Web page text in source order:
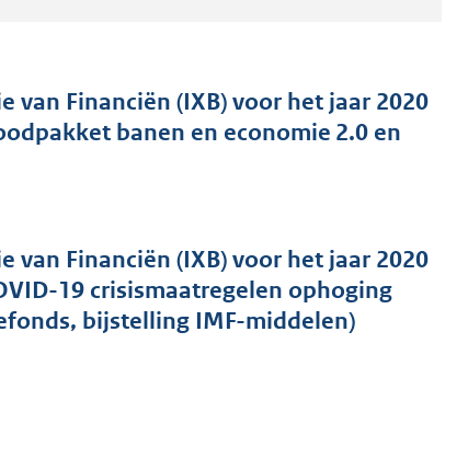
Financiën (IXB) voor het jaar 2020
banen en economie 2.0 en
Financiën (IXB) voor het jaar 2020
19 crisismaatregelen ophoging
bijstelling IMF-middelen)